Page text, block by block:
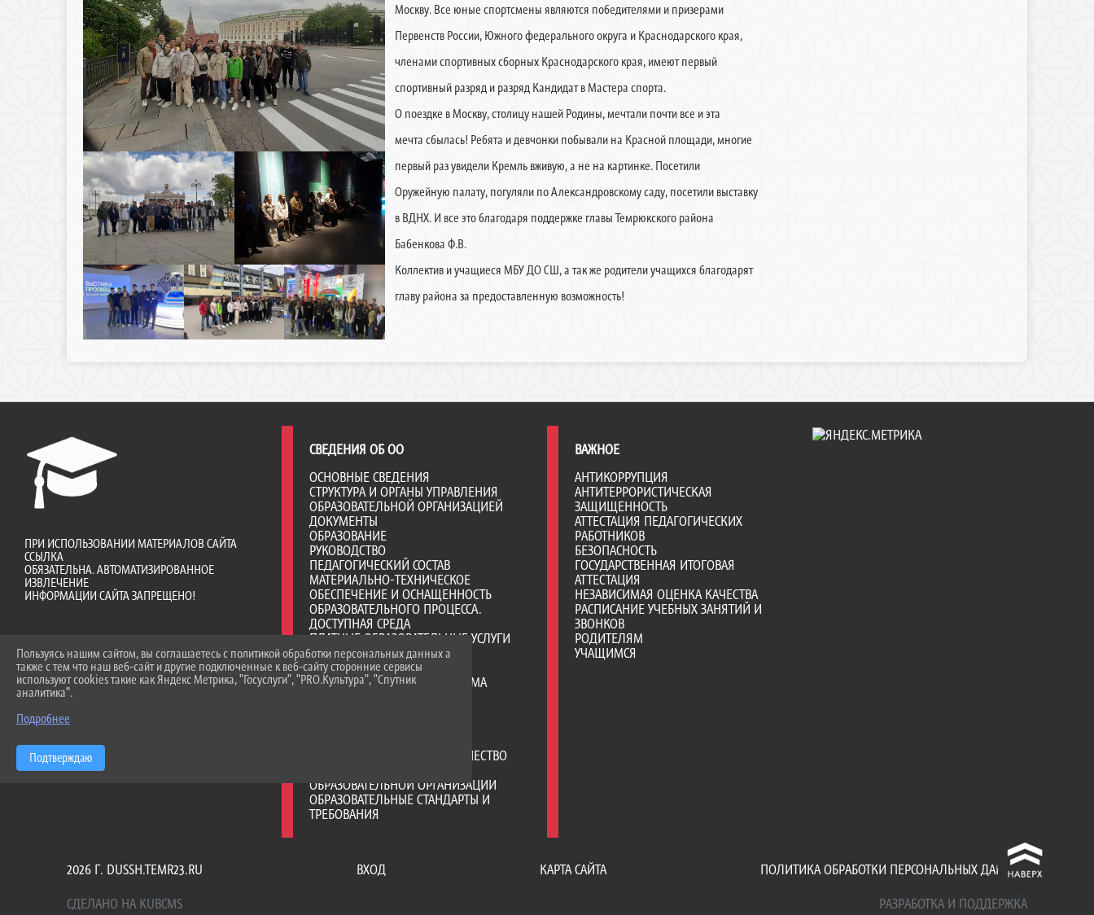
Москву. Все юные спортсмены являются победителями и призерами
Первенств России, Южного федерального округа и Краснодарского края,
членами спортивных сборных Краснодарского края, имеют первый
спортивный разряд и разряд Кандидат в Мастера спорта.
О поездке в Москву, столицу нашей Родины, мечтали почти все и эта
мечта сбылась! Ребята и девчонки побывали на Красной площади, многие
первый раз увидели Кремль вживую, а не на картинке. Посетили
Оружейную палату, погуляли по Александровскому саду, посетили выставку
в ВДНХ. И все это благодаря поддержке главы Темрюкского района
Бабенкова Ф.В.
Коллектив и учащиеся МБУ ДО СШ, а так же родители учащихся благодарят
главу района за предоставленную возможность!
ПРИ ИСПОЛЬЗОВАНИИ МАТЕРИАЛОВ САЙТА
ССЫЛКА
ОБЯЗАТЕЛЬНА. АВТОМАТИЗИРОВАННОЕ
ИЗВЛЕЧЕНИЕ
ИНФОРМАЦИИ САЙТА ЗАПРЕЩЕНО!
СВЕДЕНИЯ ОБ ОО
ОСНОВНЫЕ СВЕДЕНИЯ
СТРУКТУРА И ОРГАНЫ УПРАВЛЕНИЯ
ОБРАЗОВАТЕЛЬНОЙ ОРГАНИЗАЦИЕЙ
ДОКУМЕНТЫ
ОБРАЗОВАНИЕ
РУКОВОДСТВО
ПЕДАГОГИЧЕСКИЙ СОСТАВ
МАТЕРИАЛЬНО-ТЕХНИЧЕСКОЕ
ОБЕСПЕЧЕНИЕ И ОСНАЩЕННОСТЬ
ОБРАЗОВАТЕЛЬНОГО ПРОЦЕССА.
ДОСТУПНАЯ СРЕДА
ПЛАТНЫЕ ОБРАЗОВАТЕЛЬНЫЕ УСЛУГИ
ФИНАНСОВО-ХОЗЯЙСТВЕННАЯ
ДЕЯТЕЛЬНОСТЬ
ВАКАНТНЫЕ МЕСТА ДЛЯ ПРИЕМА
МЕЖДУНАРОДНОЕ СОТРУДНИЧЕСТВО
ОБРАЗОВАТЕЛЬНОЙ ОРГАНИЗАЦИИ
ОБРАЗОВАТЕЛЬНЫЕ СТАНДАРТЫ И
ТРЕБОВАНИЯ
ВАЖНОЕ
АНТИКОРРУПЦИЯ
АНТИТЕРРОРИСТИЧЕСКАЯ
ЗАЩИЩЕННОСТЬ
АТТЕСТАЦИЯ ПЕДАГОГИЧЕСКИХ
РАБОТНИКОВ
БЕЗОПАСНОСТЬ
ГОСУДАРСТВЕННАЯ ИТОГОВАЯ
АТТЕСТАЦИЯ
НЕЗАВИСИМАЯ ОЦЕНКА КАЧЕСТВА
РАСПИСАНИЕ УЧЕБНЫХ ЗАНЯТИЙ И
ЗВОНКОВ
РОДИТЕЛЯМ
УЧАЩИМСЯ
^
2026 Г. DUSSH.TEMR23.RU ВХОД КАРТА САЙТА
ПОЛИТИКА ОБРАБОТКИ ПЕРСОНАЛЬНЫХ ДАННЫХ
СДЕЛАНО НА KUBCMS
РАЗРАБОТКА И ПОДДЕРЖКА
Пользуясь нашим сайтом, вы соглашаетесь с политикой обработки персональных данных а
также с тем что наш веб-сайт и другие подключенные к веб-сайту сторонние сервисы
используют cookies такие как Яндекс Метрика, "Госуслуги", "PRO.Культура", "Спутник
аналитика".
Подробнее
Подтверждаю